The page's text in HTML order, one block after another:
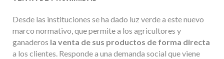
Desde las instituciones se ha dado luz verde a este nuevo
marco normativo, que permite a los agricultores y
ganaderos la venta de sus productos de forma directa
a los clientes. Responde a una demanda social que viene